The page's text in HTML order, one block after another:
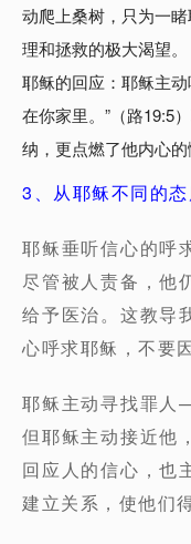
动爬上桑树，只为一
理和拯救的极大渴望。
耶稣的回应：耶稣主
在你家里。”（路19:5
纳，更点燃了他内心的
3、从耶稣不同的
耶稣垂听信心的呼
尽管被人责备，他
给予医治。这教导
心呼求耶稣，不要
耶稣主动寻找罪人
但耶稣主动接近他
回应人的信心，也
建立关系，使他们得